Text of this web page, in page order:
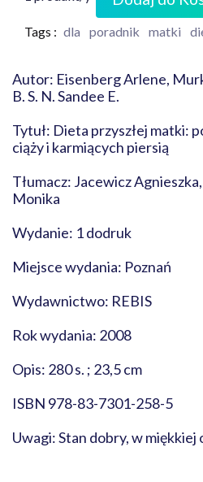
Tags : dla poradnik matki
Autor: Eisenberg Arlene,
B. S. N. Sandee E.
Tytuł: Dieta przyszłej matki:
ciąży i karmiących piersią
Tłumacz: Jacewicz
Monika
Wydanie: 1 dodruk
Miejsce wydania: Poznań
Wydawnictwo: REBIS
Rok wydania: 2008
Opis: 280 s. ; 23,5 cm
ISBN 978-83-7301-258-5
Uwagi: Stan dobry, w